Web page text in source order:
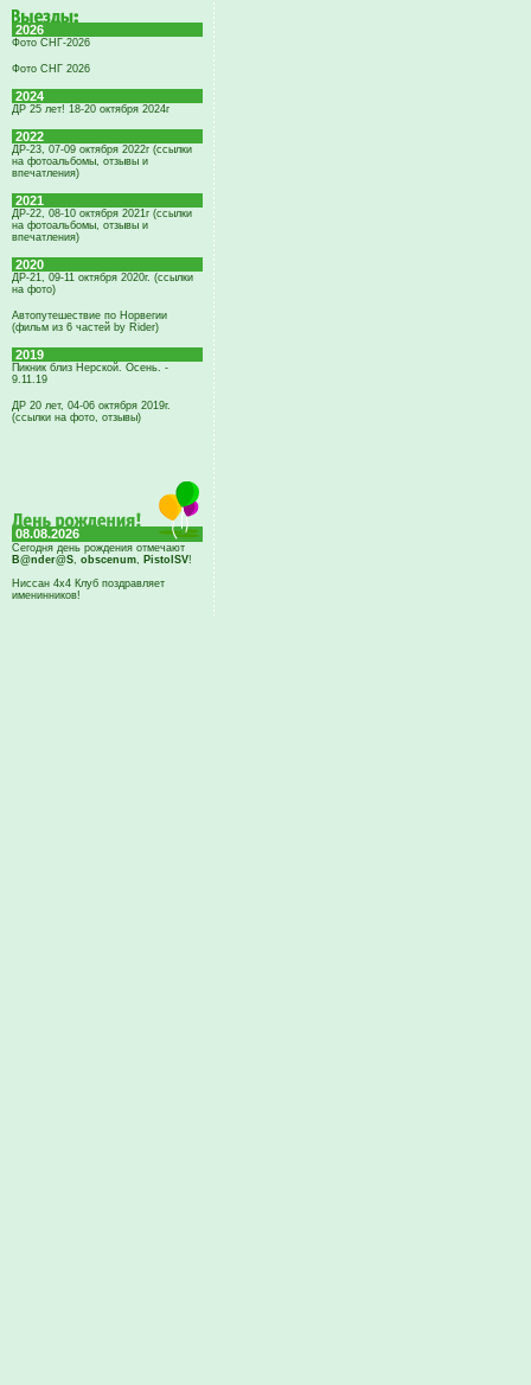
2026
Фото СНГ-2026
Фото СНГ 2026
2024
ДР 25 лет! 18-20 октября 2024г
2022
ДР-23, 07-09 октября 2022г (ссылки
на фотоальбомы, отзывы и
впечатления)
2021
ДР-22, 08-10 октября 2021г (ссылки
на фотоальбомы, отзывы и
впечатления)
2020
ДР-21, 09-11 октября 2020г. (ссылки
на фото)
Автопутешествие по Норвегии
(фильм из 6 частей by Rider)
2019
Пикник близ Нерской. Осень. -
9.11.19
ДР 20 лет, 04-06 октября 2019г.
(ссылки на фото, отзывы)
08.08.2026
Сегодня день рождения отмечают
B@nder@S, obscenum, PistolSV!
Ниссан 4х4 Клуб поздравляет
именинников!